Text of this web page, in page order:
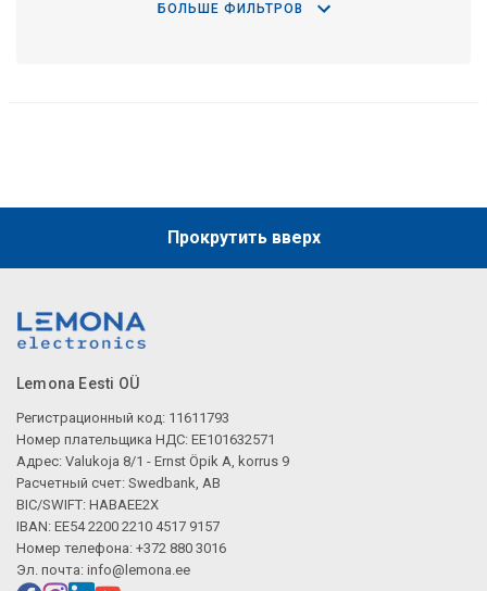
БОЛЬШЕ ФИЛЬТРОВ
Прокрутить вверх
Lemona Eesti OÜ
Регистрационный код: 11611793
Номер плательщика НДС: EE101632571
Адрес: Valukoja 8/1 - Ernst Öpik A, korrus 9
Расчетный счет: Swedbank, AB
BIC/SWIFT: HABAEE2X
IBAN: EE54 2200 2210 4517 9157
Номер телефона: +372 880 3016
Эл. почта: info@lemona.ee